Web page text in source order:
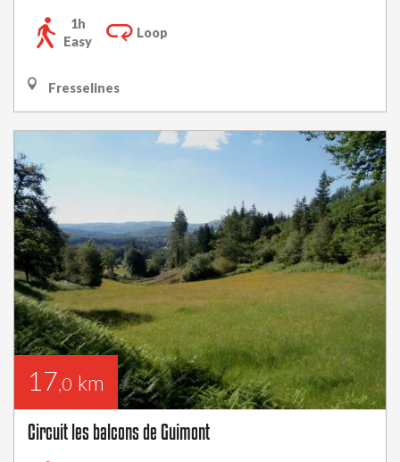
1h
Easy
Loop
Fresselines
17,0 km
Circuit les balcons de Guimont